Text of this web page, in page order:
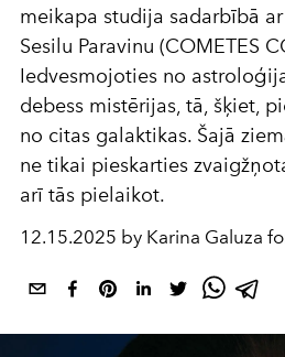
meikapa studija sadarbībā
Sesilu Paravinu (COMETES
Iedvesmojoties no
debess mistērijas, tā, šķiet,
no citas galaktikas. Šajā
ne tikai pieskarties
arī tās pielaikot.
12.15.2025 by Karina Galuza